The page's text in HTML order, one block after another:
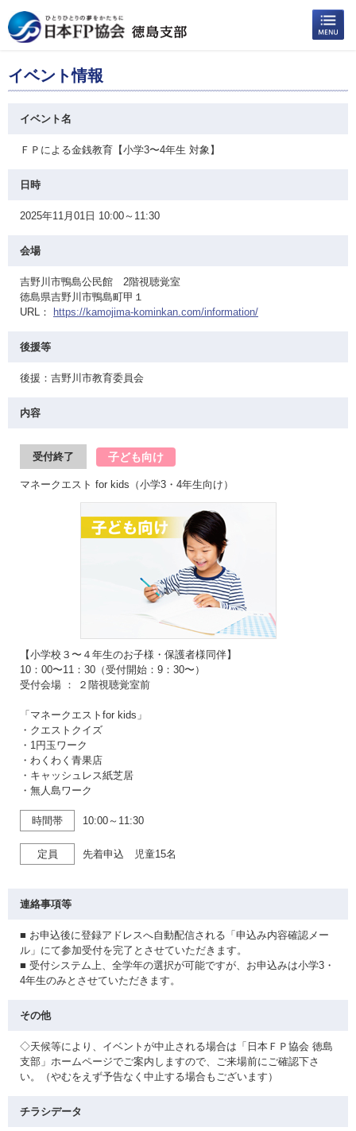
イベント情報
イベント名
ＦＰによる金銭教育【小学3〜4年生 対象】
日時
2025年11月01日 10:00～11:30
会場
吉野川市鴨島公民館 2階視聴覚室
徳島県吉野川市鴨島町甲１
URL：
https://kamojima-kominkan.com/information/
後援等
後援：吉野川市教育委員会
内容
受付終了 子ども向け
マネークエスト for kids（小学3・4年生向け）
【小学校３〜４年生のお子様・保護者様同伴】
10：00〜11：30（受付開始：9：30〜）
受付会場 ： ２階視聴覚室前
「マネークエストfor kids」
・クエストクイズ
・1円玉ワーク
・わくわく青果店
・キャッシュレス紙芝居
・無人島ワーク
時間帯 10:00～11:30
定員 先着申込 児童15名
連絡事項等
■ お申込後に登録アドレスへ自動配信される「申込み内容確認メー
ル」にて参加受付を完了とさせていただきます。
■ 受付システム上、全学年の選択が可能ですが、お申込みは小学3・
4年生のみとさせていただきます。
その他
◇天候等により、イベントが中止される場合は「日本ＦＰ協会 徳島
支部」ホームページでご案内しますので、ご来場前にご確認下さ
い。（やむをえず予告なく中止する場合もございます）
チラシデータ